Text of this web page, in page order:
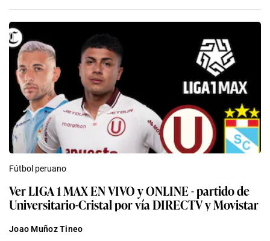
Fútbol peruano
Ver LIGA 1 MAX EN VIVO y ONLINE - partido de
Universitario-Cristal por vía DIRECTV y Movistar
Joao Muñoz Tineo